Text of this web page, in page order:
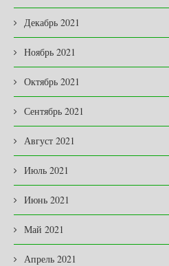
Декабрь 2021
Ноябрь 2021
Октябрь 2021
Сентябрь 2021
Август 2021
Июль 2021
Июнь 2021
Май 2021
Апрель 2021